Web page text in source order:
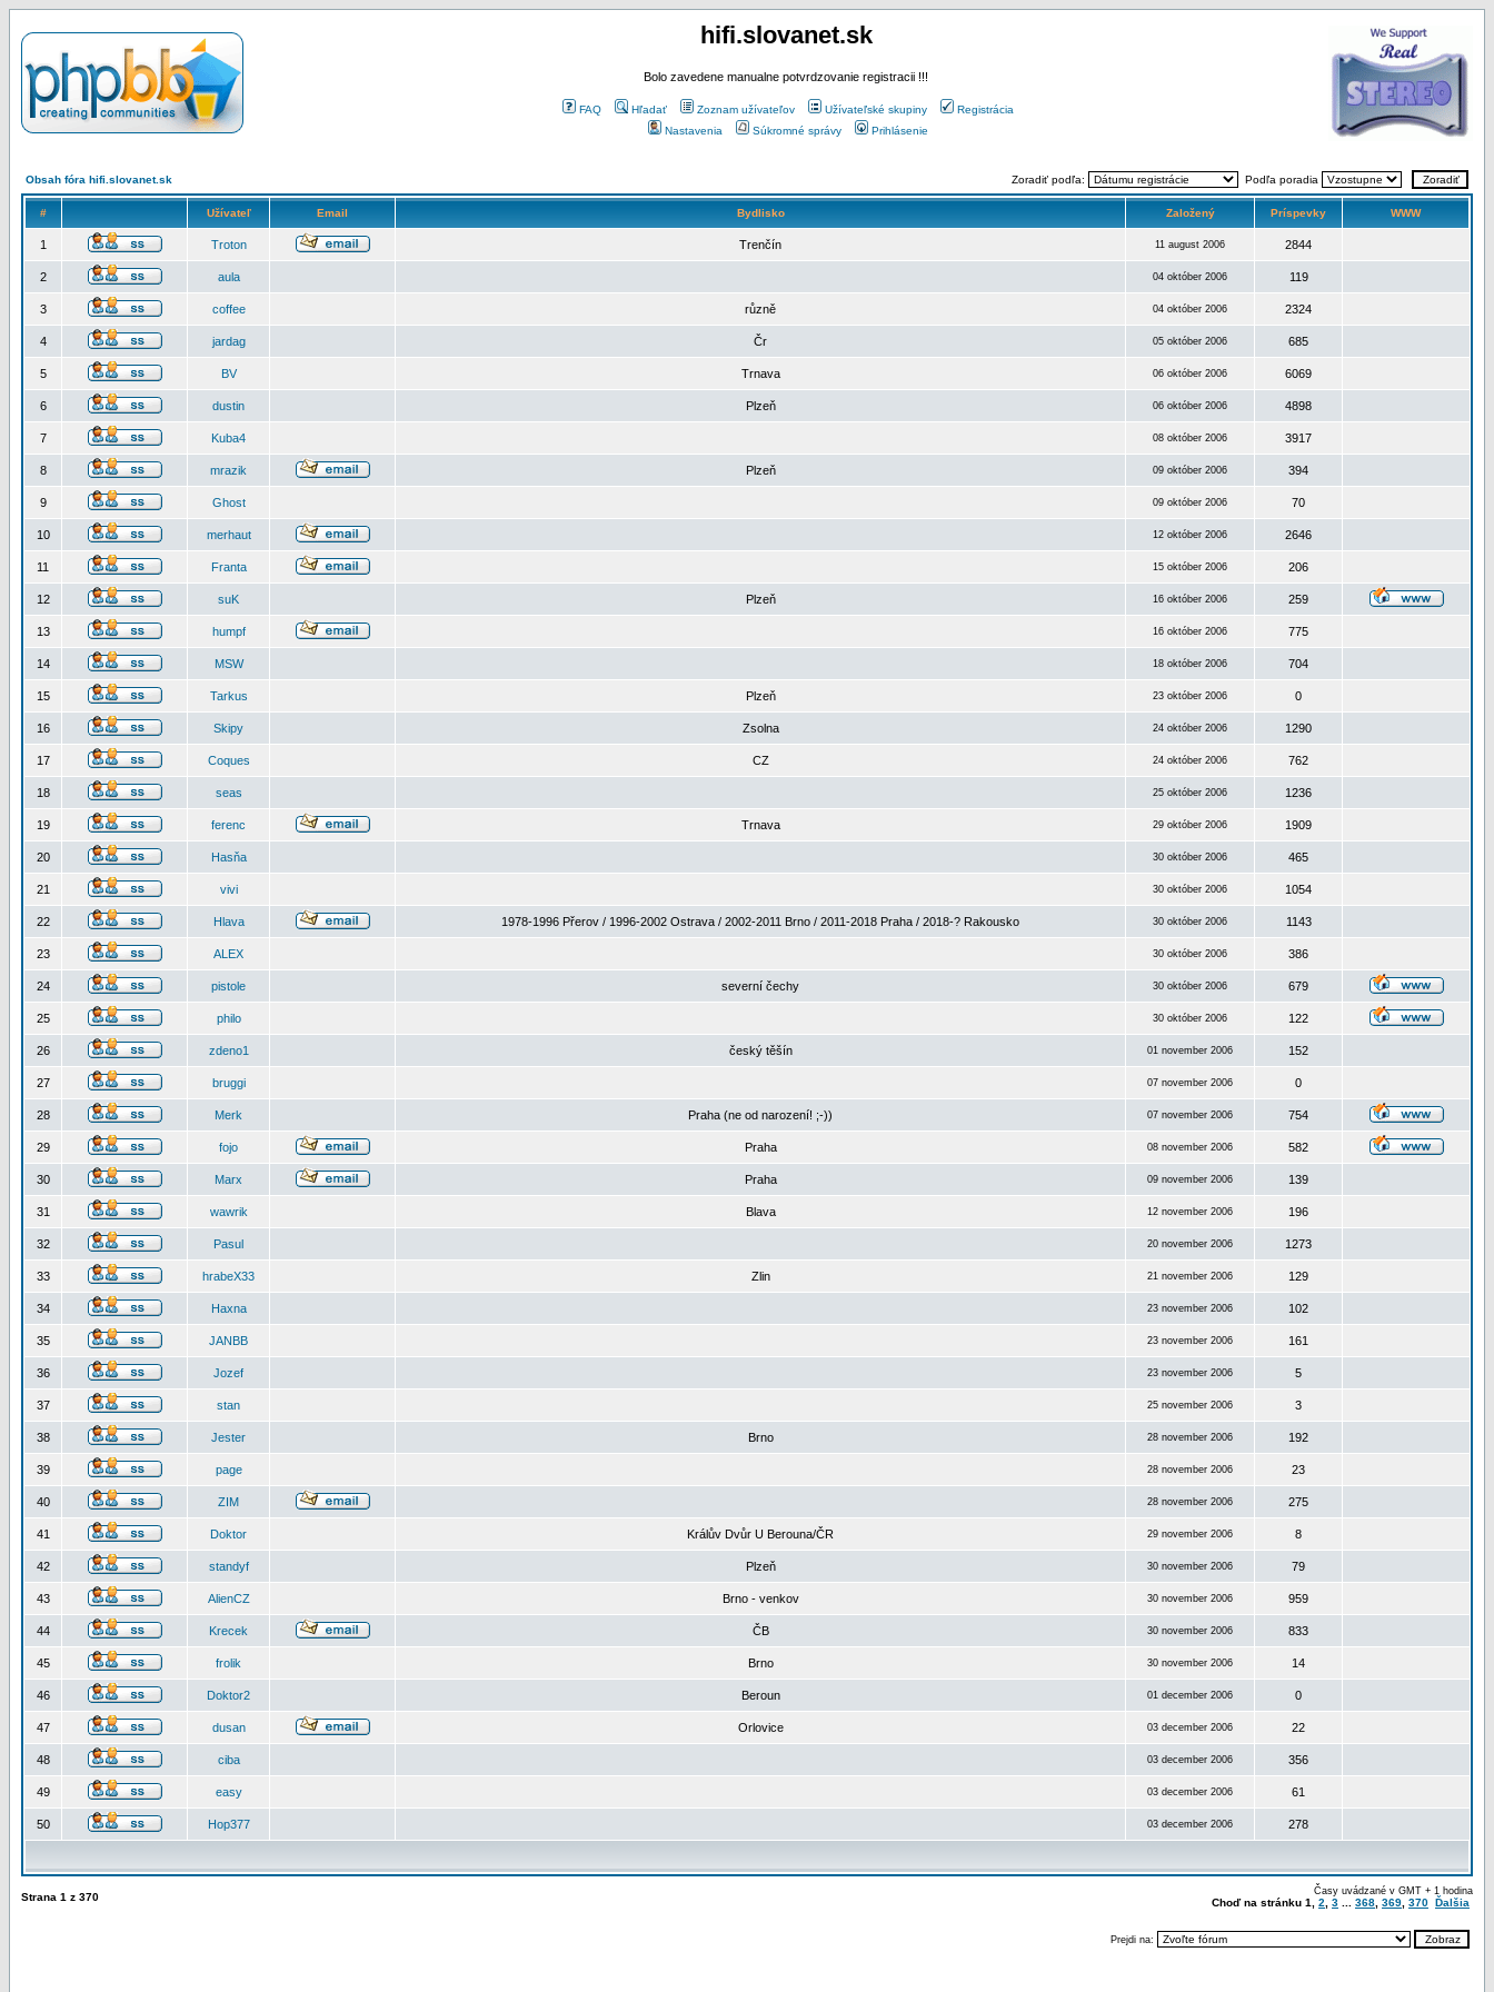
hifi.slovanet.sk
Bolo zavedene manualne potvrdzovanie registracii !!!
FAQ Hľadať Zoznam užívateľov Užívateľské skupiny
Registrácia
Nastavenia
Súkromné správy Prihlásenie
Obsah fóra hifi.slovanet.sk Zoradiť podľa: Podľa poradia
# Užívateľ Email Bydlisko Založený Príspevky WWW
1 Troton Trenčín 11 august 2006 2844
2 aula 04 október 2006 119
3 coffee různě 04 október 2006 2324
4 jardag Čr 05 október 2006 685
5 BV Trnava 06 október 2006 6069
6 dustin Plzeň 06 október 2006 4898
7 Kuba4 08 október 2006 3917
8 mrazik Plzeň 09 október 2006 394
9 Ghost 09 október 2006 70
10 merhaut 12 október 2006 2646
11 Franta 15 október 2006 206
12 suK Plzeň 16 október 2006 259
13 humpf 16 október 2006 775
14 MSW 18 október 2006 704
15 Tarkus Plzeň 23 október 2006 0
16 Skipy Zsolna 24 október 2006 1290
17 Coques CZ 24 október 2006 762
18 seas 25 október 2006 1236
19 ferenc Trnava 29 október 2006 1909
20 Hasňa 30 október 2006 465
21 vivi 30 október 2006 1054
22 Hlava 1978-1996 Přerov / 1996-2002 Ostrava / 2002-2011 Brno / 2011-2018 Praha / 2018-? Rakousko 30 október 2006 1143
23 ALEX 30 október 2006 386
24 pistole severní čechy 30 október 2006 679
25 philo 30 október 2006 122
26 zdeno1 český těšín 01 november 2006 152
27 bruggi 07 november 2006 0
28 Merk Praha (ne od narození! ;-)) 07 november 2006 754
29 fojo Praha 08 november 2006 582
30 Marx Praha 09 november 2006 139
31 wawrik Blava 12 november 2006 196
32 Pasul 20 november 2006 1273
33 hrabeX33 Zlin 21 november 2006 129
34 Haxna 23 november 2006 102
35 JANBB 23 november 2006 161
36 Jozef 23 november 2006 5
37 stan 25 november 2006 3
38 Jester Brno 28 november 2006 192
39 page 28 november 2006 23
40 ZIM 28 november 2006 275
41 Doktor Králův Dvůr U Berouna/ČR 29 november 2006 8
42 standyf Plzeň 30 november 2006 79
43 AlienCZ Brno - venkov 30 november 2006 959
44 Krecek ČB 30 november 2006 833
45 frolik Brno 30 november 2006 14
46 Doktor2 Beroun 01 december 2006 0
47 dusan Orlovice 03 december 2006 22
48 ciba 03 december 2006 356
49 easy 03 december 2006 61
50 Hop377 03 december 2006 278
Strana 1 z 370 Časy uvádzané v GMT + 1 hodina
Choď na stránku 1 2 3 368 369 370 Ďalšia
Prejdi na: